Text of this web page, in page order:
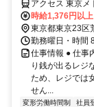
アクセス 東京メ
時給1,376円以上
東京都東京23区
勤務曜日・時間
仕事情報 ● 仕事
り銭が出るレジ
ため、レジでは
せん...
変形労働時間制 社員